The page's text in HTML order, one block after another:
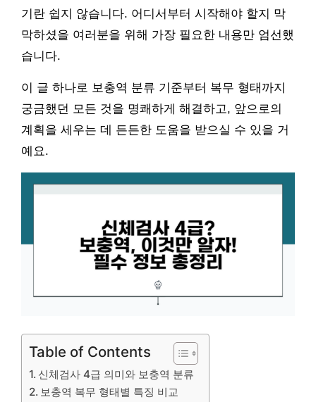
기란 쉽지 않습니다. 어디서부터 시작해야 할지 막
막하셨을 여러분을 위해 가장 필요한 내용만 엄선했
습니다.
이 글 하나로 보충역 분류 기준부터 복무 형태까지
궁금했던 모든 것을 명쾌하게 해결하고, 앞으로의
계획을 세우는 데 든든한 도움을 받으실 수 있을 거
예요.
Table of Contents
신체검사 4급 의미와 보충역 분류
보충역 복무 형태별 특징 비교